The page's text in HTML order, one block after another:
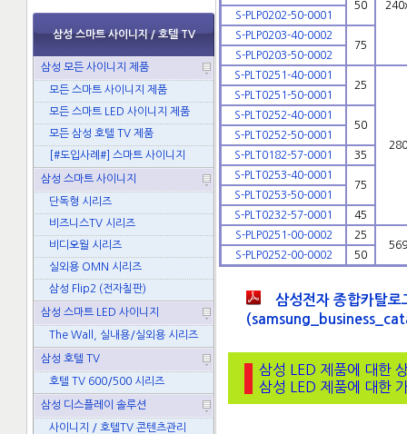
삼성 스마트 사이니지 / 호텔 TV
삼성 모든 사이니지 제품
모든 스마트 사이니지 제품
모든 스마트 LED 사이니지 제품
모든 삼성 호텔 TV 제품
[#도입사례#] 스마트 사이니지
삼성 스마트 사이니지
단독형 시리즈
비즈니스TV 시리즈
비디오월 시리즈
실외용 OMN 시리즈
삼성 Flip2 (전자칠판)
삼성 스마트 LED 사이니지
The Wall, 실내용/실외용 시리즈
삼성 호텔 TV
호텔 TV 600/500 시리즈
삼성 디스플레이 솔루션
사이니지 / 호텔TV 콘텐츠관리
50
S-PLP0202-50-0001
S-PLP0203-40-0002
75
S-PLP0203-50-0002
S-PLT0251-40-0001
25
S-PLT0251-50-0001
S-PLT0252-40-0001
50
S-PLT0252-50-0001
S-PLT0182-57-0001
35
S-PLT0253-40-0001
75
S-PLT0253-50-0001
S-PLT0232-57-0001
45
S-PLP0251-00-0002
25
S-PLP0252-00-0002
50
삼성전자 종합카탈
삼성 LED 제품에 대한
삼성 LED 제품에 대한